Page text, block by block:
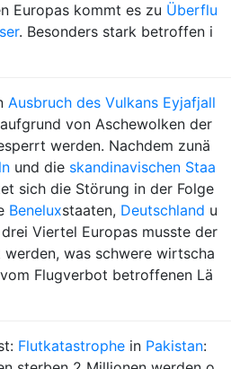
Europas kommt es zu Überflu
. Besonders stark betroffen i
Ausbruch des Vulkans Eyjafjall
von Aschewolken der
werden. Nachdem zunä
und die skandinavischen Staa
sich die Störung in der Folge
Beneluxstaaten, Deutschland u
drei Viertel Europas musste der
was schwere wirtscha
Flugverbot betroffenen Lä
Flutkatastrophe in Pakistan: